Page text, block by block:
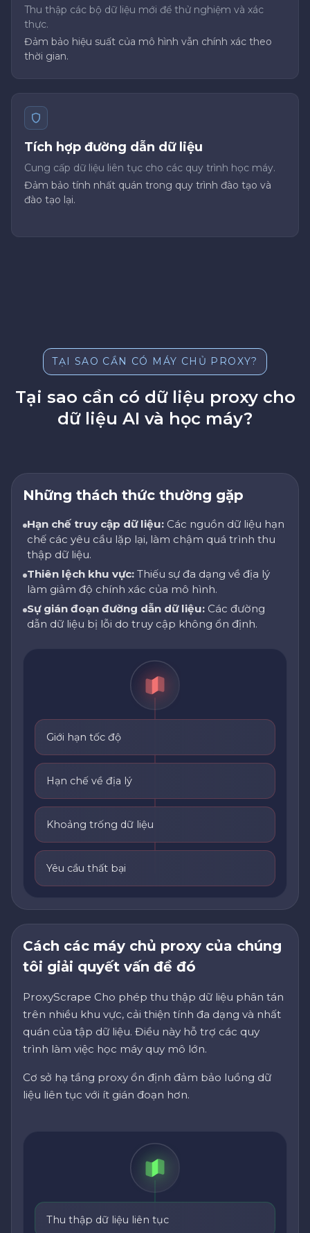
Thu thập các bộ dữ liệu mới để thử nghiệm và xác
thực.
Đảm bảo hiệu suất của mô hình vẫn chính xác theo
thời gian.
Tích hợp đường dẫn dữ liệu
Cung cấp dữ liệu liên tục cho các quy trình học máy.
Đảm bảo tính nhất quán trong quy trình đào tạo và
đào tạo lại.
TẠI SAO CẦN CÓ MÁY CHỦ PROXY?
Tại sao cần có dữ liệu proxy cho
dữ liệu AI và học máy?
Những thách thức thường gặp
Hạn chế truy cập dữ liệu: Các nguồn dữ liệu hạn
chế các yêu cầu lặp lại, làm chậm quá trình thu
thập dữ liệu.
Thiên lệch khu vực: Thiếu sự đa dạng về địa lý
làm giảm độ chính xác của mô hình.
Sự gián đoạn đường dẫn dữ liệu: Các đường
dẫn dữ liệu bị lỗi do truy cập không ổn định.
Giới hạn tốc độ
Hạn chế về địa lý
Khoảng trống dữ liệu
Yêu cầu thất bại
Cách các máy chủ proxy của chúng
tôi giải quyết vấn đề đó
ProxyScrape Cho phép thu thập dữ liệu phân tán
trên nhiều khu vực, cải thiện tính đa dạng và nhất
quán của tập dữ liệu. Điều này hỗ trợ các quy
trình làm việc học máy quy mô lớn.
Cơ sở hạ tầng proxy ổn định đảm bảo luồng dữ
liệu liên tục với ít gián đoạn hơn.
Thu thập dữ liệu liên tục